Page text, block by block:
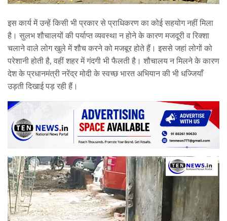
इस कार्य में उन्हें किसी भी प्रकार से प्राधिकरण का कोई सहयोग नहीं मिला
है। सुलभ शौचालयों की पर्याप्त व्यवस्था न होने के कारण मजदूरी व रिक्शा
चलाने वाले लोग खुले में शौच करने को मजबूर होते हैं। इससे जहां लोगों को
परेशानी होती है, वहीं शहर में गंदगी भी फैलती है। शौचालय न मिलने के कारण
देश के प्रधानमंत्री नरेंद्र मोदी के स्वच्छ भारत अभियान की भी धज्जियाँ
उड़ती दिखाई पड़ रही हैं।